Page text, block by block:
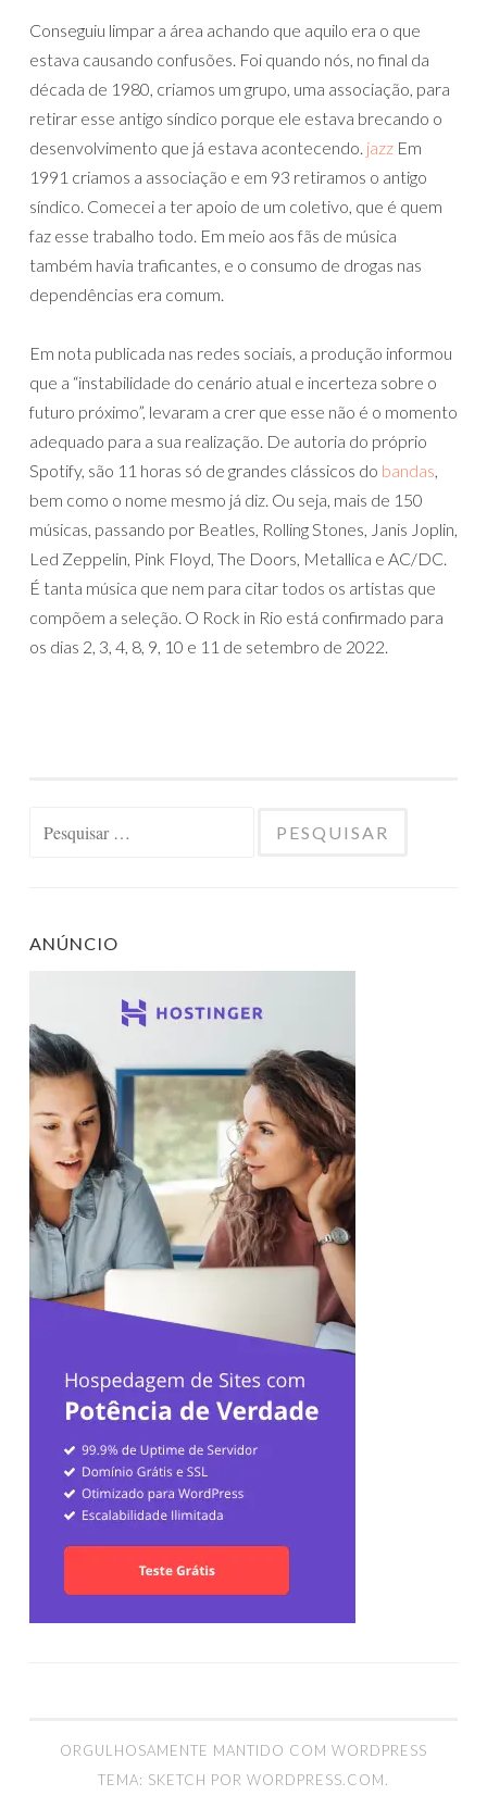
Conseguiu limpar a área achando que aquilo era o que
estava causando confusões. Foi quando nós, no final da
década de 1980, criamos um grupo, uma associação, para
retirar esse antigo síndico porque ele estava brecando o
desenvolvimento que já estava acontecendo. jazz Em
1991 criamos a associação e em 93 retiramos o antigo
síndico. Comecei a ter apoio de um coletivo, que é quem
faz esse trabalho todo. Em meio aos fãs de música
também havia traficantes, e o consumo de drogas nas
dependências era comum.
Em nota publicada nas redes sociais, a produção informou
que a “instabilidade do cenário atual e incerteza sobre o
futuro próximo”, levaram a crer que esse não é o momento
adequado para a sua realização. De autoria do próprio
Spotify, são 11 horas só de grandes clássicos do bandas,
bem como o nome mesmo já diz. Ou seja, mais de 150
músicas, passando por Beatles, Rolling Stones, Janis Joplin,
Led Zeppelin, Pink Floyd, The Doors, Metallica e AC/DC.
É tanta música que nem para citar todos os artistas que
compõem a seleção. O Rock in Rio está confirmado para
os dias 2, 3, 4, 8, 9, 10 e 11 de setembro de 2022.
ANÚNCIO
ORGULHOSAMENTE MANTIDO COM WORDPRESS
TEMA: SKETCH POR WORDPRESS.COM.